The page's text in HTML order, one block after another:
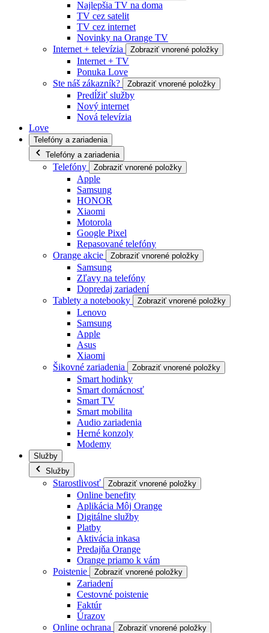
Najlepšia TV na doma
TV cez satelit
TV cez internet
Novinky na Orange TV
Internet + televízia
Zobraziť vnorené položky
Internet + TV
Ponuka Love
Ste náš zákazník?
Zobraziť vnorené položky
Predĺžiť služby
Nový internet
Nová televízia
Love
Telefóny a zariadenia
Telefóny a zariadenia
Telefóny Zobraziť vnorené položky
Apple
Samsung
HONOR
Xiaomi
Motorola
Google Pixel
Repasované telefóny
Orange akcie
Zobraziť vnorené položky
Samsung
Zľavy na telefóny
Dopredaj zariadení
Tablety a notebooky
Zobraziť vnorené položky
Lenovo
Samsung
Apple
Asus
Xiaomi
Šikovné zariadenia
Zobraziť vnorené položky
Smart hodinky
Smart domácnosť
Smart TV
Smart mobilita
Audio zariadenia
Herné konzoly
Modemy
Služby
Služby
Starostlivosť Zobraziť vnorené položky
Online benefity
Aplikácia Môj Orange
Digitálne služby
Platby
Aktivácia inkasa
Predajňa Orange
Orange priamo k vám
Poistenie
Zobraziť vnorené položky
Zariadení
Cestovné poistenie
Faktúr
Úrazov
Online ochrana
Zobraziť vnorené položky